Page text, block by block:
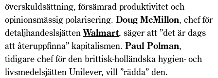
överskuldsättning, försämrad produktivitet och
opinionsmässig polarisering. Doug McMillon, chef för
detaljhandeslsjättenWalmart, säger att ”det är dags
att återuppfinna” kapitalismen. Paul Polman,
tidigare chef för den brittisk-holländska hygien- och
livsmedelsjätten Unilever, vill ”rädda” den.